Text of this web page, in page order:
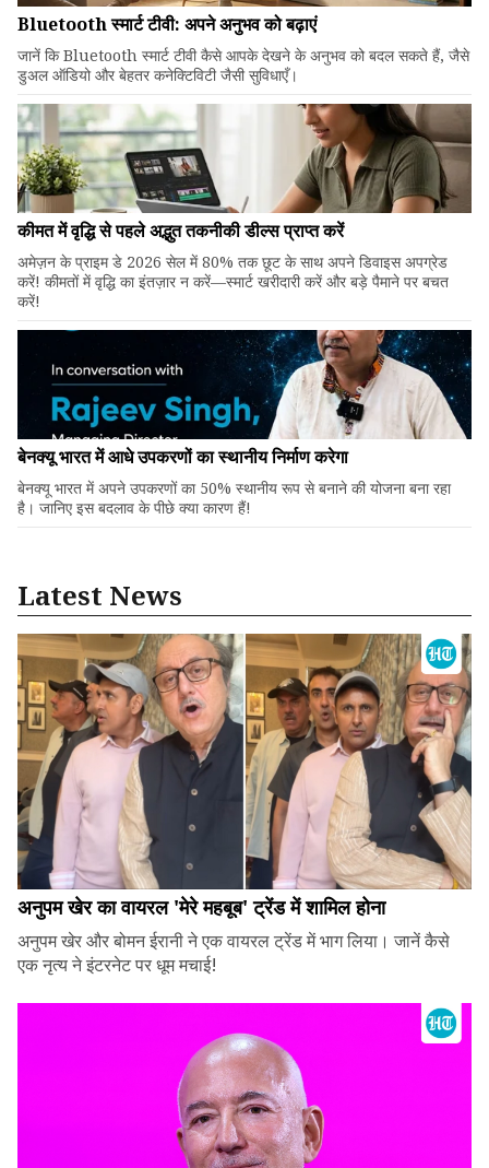
Bluetooth स्मार्ट टीवी: अपने अनुभव को बढ़ाएं
जानें कि Bluetooth स्मार्ट टीवी कैसे आपके देखने के अनुभव को बदल सकते हैं, जैसे
डुअल ऑडियो और बेहतर कनेक्टिविटी जैसी सुविधाएँ।
कीमत में वृद्धि से पहले अद्भुत तकनीकी डील्स प्राप्त करें
अमेज़न के प्राइम डे 2026 सेल में 80% तक छूट के साथ अपने डिवाइस अपग्रेड
करें! कीमतों में वृद्धि का इंतज़ार न करें—स्मार्ट खरीदारी करें और बड़े पैमाने पर बचत
करें!
बेनक्यू भारत में आधे उपकरणों का स्थानीय निर्माण करेगा
बेनक्यू भारत में अपने उपकरणों का 50% स्थानीय रूप से बनाने की योजना बना रहा
है। जानिए इस बदलाव के पीछे क्या कारण हैं!
Latest News
अनुपम खेर का वायरल 'मेरे महबूब' ट्रेंड में शामिल होना
अनुपम खेर और बोमन ईरानी ने एक वायरल ट्रेंड में भाग लिया। जानें कैसे
एक नृत्य ने इंटरनेट पर धूम मचाई!